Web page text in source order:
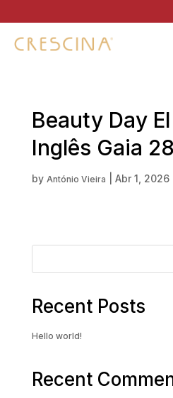
Beauty Day
Inglês Gaia
by António Vieira Abr 1, 2026
Recent Posts
Hello world!
Recent